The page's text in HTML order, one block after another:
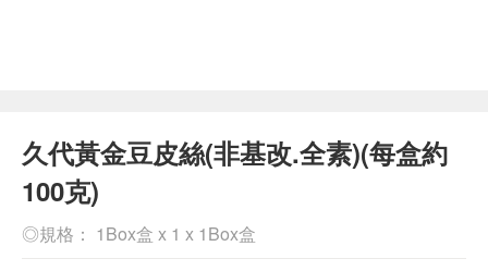
久代黃金豆皮絲(非基改.全素)(每盒約
100克)
◎規格： 1Box盒 x 1 x 1Box盒